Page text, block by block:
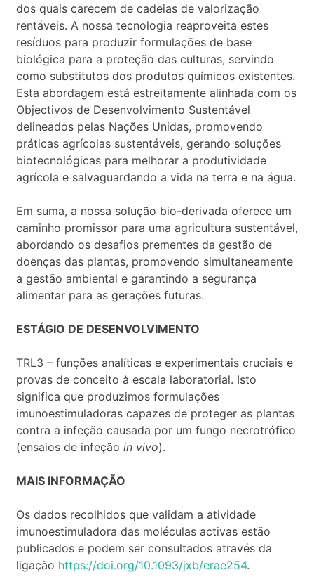
dos quais carecem de cadeias de valorização
rentáveis. A nossa tecnologia reaproveita estes
resíduos para produzir formulações de base
biológica para a proteção das culturas, servindo
como substitutos dos produtos químicos existentes.
Esta abordagem está estreitamente alinhada com os
Objectivos de Desenvolvimento Sustentável
delineados pelas Nações Unidas, promovendo
práticas agrícolas sustentáveis, gerando soluções
biotecnológicas para melhorar a produtividade
agrícola e salvaguardando a vida na terra e na água.
Em suma, a nossa solução bio-derivada oferece um
caminho promissor para uma agricultura sustentável,
abordando os desafios prementes da gestão de
doenças das plantas, promovendo simultaneamente
a gestão ambiental e garantindo a segurança
alimentar para as gerações futuras.
ESTÁGIO DE DESENVOLVIMENTO
TRL3 – funções analíticas e experimentais cruciais e
provas de conceito à escala laboratorial. Isto
significa que produzimos formulações
imunoestimuladoras capazes de proteger as plantas
contra a infeção causada por um fungo necrotrófico
(ensaios de infeção in vivo).
MAIS INFORMAÇÃO
Os dados recolhidos que validam a atividade
imunoestimuladora das moléculas activas estão
publicados e podem ser consultados através da
ligação https://doi.org/10.1093/jxb/erae254.